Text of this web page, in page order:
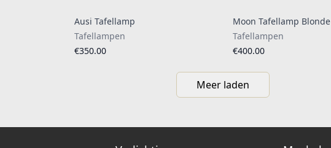
Ausi Tafellamp
Tafellampen
€350.00
Moon Tafellamp Blonde
Tafellampen
€400.00
Meer laden